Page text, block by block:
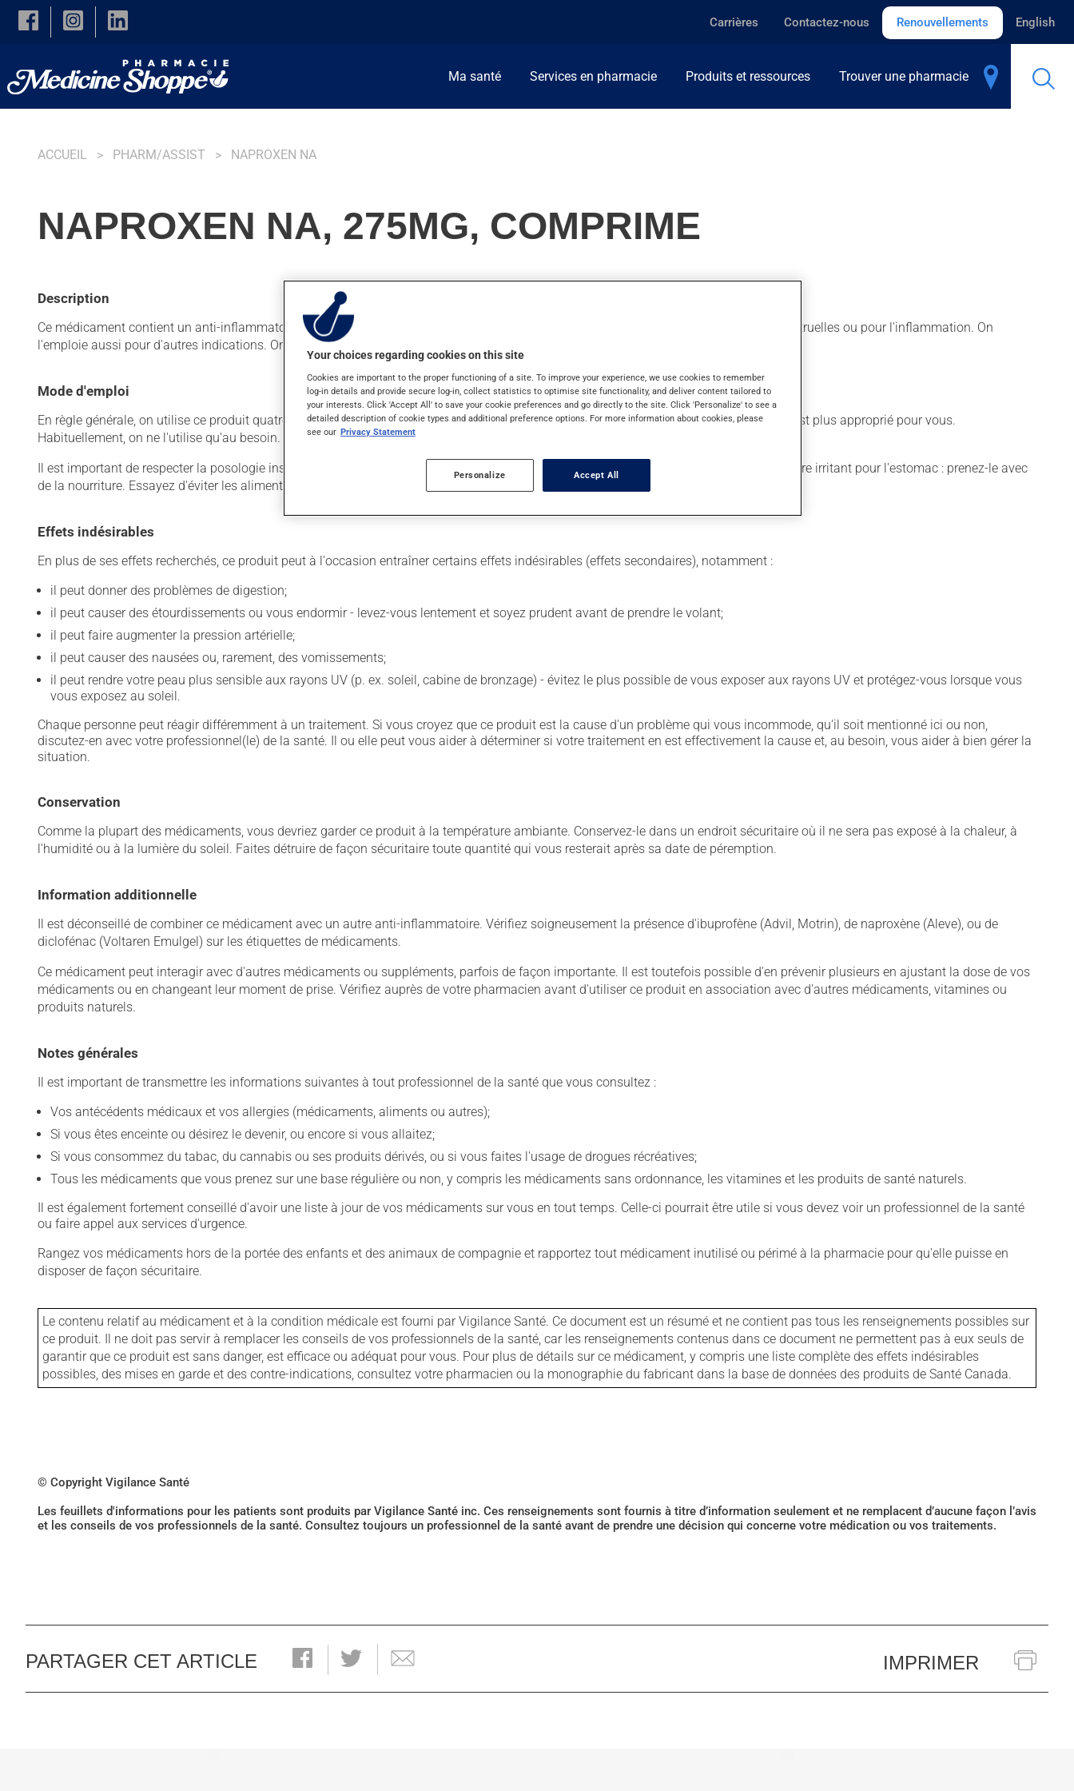
Skip to main content
Carrières Contactez-nous Renouvellements English
Ma santé Services en pharmacie Produits et ressources Trouver une pharmacie
ACCUEIL PHARM/ASSIST NAPROXEN NA
NAPROXEN NA, 275MG, COMPRIME
Description
Ce médicament contient un anti-inflammatoire non stéroïdien (AINS). Habituellement, on l'utilise pour la douleur, pour les douleurs menstruelles ou pour l'inflammation. On
l'emploie aussi pour d'autres indications. On peut sentir son action en moins d'une heure.
Mode d'emploi
En règle générale, on utilise ce produit quatre fois par jour. Il est possible que votre pharmacien vous ait indiqué un horaire différent qui est plus approprié pour vous.
Habituellement, on ne l'utilise qu'au besoin.
Il est important de respecter la posologie inscrite sur l'étiquette. N'en utilisez pas plus, ni plus souvent qu'indiqué. Ce médicament peut être irritant pour l'estomac : prenez-le avec
de la nourriture. Essayez d'éviter les aliments irritants comme le café, les mets épicés et l'alcool.
Effets indésirables
En plus de ses effets recherchés, ce produit peut à l'occasion entraîner certains effets indésirables (effets secondaires), notamment :
il peut donner des problèmes de digestion;
il peut causer des étourdissements ou vous endormir - levez-vous lentement et soyez prudent avant de prendre le volant;
il peut faire augmenter la pression artérielle;
il peut causer des nausées ou, rarement, des vomissements;
il peut rendre votre peau plus sensible aux rayons UV (p. ex. soleil, cabine de bronzage) - évitez le plus possible de vous exposer aux rayons UV et protégez-vous lorsque vous
vous exposez au soleil.
Chaque personne peut réagir différemment à un traitement. Si vous croyez que ce produit est la cause d'un problème qui vous incommode, qu'il soit mentionné ici ou non,
discutez-en avec votre professionnel(le) de la santé. Il ou elle peut vous aider à déterminer si votre traitement en est effectivement la cause et, au besoin, vous aider à bien gérer la
situation.
Conservation
Comme la plupart des médicaments, vous devriez garder ce produit à la température ambiante. Conservez-le dans un endroit sécuritaire où il ne sera pas exposé à la chaleur, à
l'humidité ou à la lumière du soleil. Faites détruire de façon sécuritaire toute quantité qui vous resterait après sa date de péremption.
Information additionnelle
Il est déconseillé de combiner ce médicament avec un autre anti-inflammatoire. Vérifiez soigneusement la présence d'ibuprofène (Advil, Motrin), de naproxène (Aleve), ou de
diclofénac (Voltaren Emulgel) sur les étiquettes de médicaments.
Ce médicament peut interagir avec d'autres médicaments ou suppléments, parfois de façon importante. Il est toutefois possible d'en prévenir plusieurs en ajustant la dose de vos
médicaments ou en changeant leur moment de prise. Vérifiez auprès de votre pharmacien avant d'utiliser ce produit en association avec d'autres médicaments, vitamines ou
produits naturels.
Notes générales
Il est important de transmettre les informations suivantes à tout professionnel de la santé que vous consultez :
Vos antécédents médicaux et vos allergies (médicaments, aliments ou autres);
Si vous êtes enceinte ou désirez le devenir, ou encore si vous allaitez;
Si vous consommez du tabac, du cannabis ou ses produits dérivés, ou si vous faites l'usage de drogues récréatives;
Tous les médicaments que vous prenez sur une base régulière ou non, y compris les médicaments sans ordonnance, les vitamines et les produits de santé naturels.
Il est également fortement conseillé d'avoir une liste à jour de vos médicaments sur vous en tout temps. Celle-ci pourrait être utile si vous devez voir un professionnel de la santé
ou faire appel aux services d'urgence.
Rangez vos médicaments hors de la portée des enfants et des animaux de compagnie et rapportez tout médicament inutilisé ou périmé à la pharmacie pour qu'elle puisse en
disposer de façon sécuritaire.
Le contenu relatif au médicament et à la condition médicale est fourni par Vigilance Santé. Ce document est un résumé et ne contient pas tous les renseignements possibles sur
ce produit. Il ne doit pas servir à remplacer les conseils de vos professionnels de la santé, car les renseignements contenus dans ce document ne permettent pas à eux seuls de
garantir que ce produit est sans danger, est efficace ou adéquat pour vous. Pour plus de détails sur ce médicament, y compris une liste complète des effets indésirables
possibles, des mises en garde et des contre-indications, consultez votre pharmacien ou la monographie du fabricant dans la base de données des produits de Santé Canada.
© Copyright Vigilance Santé
Les feuillets d'informations pour les patients sont produits par Vigilance Santé inc. Ces renseignements sont fournis à titre d’information seulement et ne remplacent d’aucune façon l’avis
et les conseils de vos professionnels de la santé. Consultez toujours un professionnel de la santé avant de prendre une décision qui concerne votre médication ou vos traitements.
PARTAGER CET ARTICLE IMPRIMER
Your choices regarding cookies on this site
Cookies are important to the proper functioning of a site. To improve your experience, we use cookies to remember
log-in details and provide secure log-in, collect statistics to optimise site functionality, and deliver content tailored to
your interests. Click 'Accept All' to save your cookie preferences and go directly to the site. Click 'Personalize' to see a
detailed description of cookie types and additional preference options. For more information about cookies, please
see our Privacy Statement
Personalize Accept All